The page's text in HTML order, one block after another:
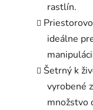
rastlín.
ideálne
Šetrný k
vyrobené
množstvo